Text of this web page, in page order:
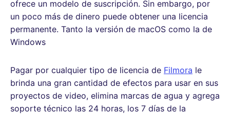
ofrece un modelo de suscripción. Sin embargo, por
un poco más de dinero puede obtener una licencia
permanente. Tanto la versión de macOS como la de
Windows
Pagar por cualquier tipo de licencia de Filmora le
brinda una gran cantidad de efectos para usar en sus
proyectos de video, elimina marcas de agua y agrega
soporte técnico las 24 horas, los 7 días de la